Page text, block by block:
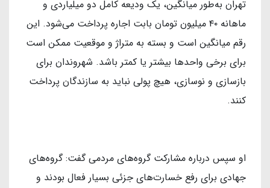
تهران به‌طور میانگین، یک ودیعه کامل دو میلیاردی و
ماهانه ۴۰ میلیون تومان بابت اجاره پرداخت می‌شود. این
رقم میانگین است و بسته به متراژ و موقعیت ممکن است
برای برخی واحدها بیشتر یا کمتر باشد. شهروندان برای
بازسازی و نوسازی، هیچ پولی نباید به سازندگان پرداخت
کنند.
او سپس درباره مشارکت گروه‌های مردمی گفت: گروه‌های
جهادی برای رفع خسارت‌های جزئی بسیار فعال بودند و